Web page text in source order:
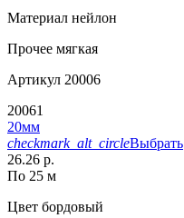
Материал нейлон
Прочее мягкая
Артикул 20006
20061
20мм
checkmark_alt_circleВыбрать
26.26 р.
По 25 м
Цвет бордовый